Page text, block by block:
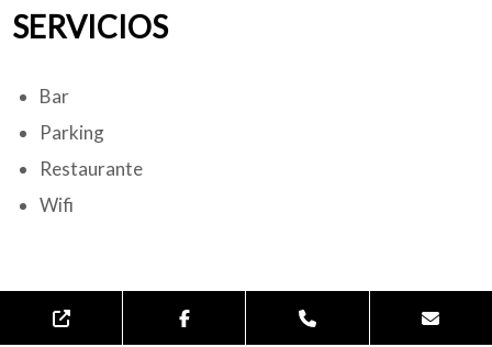
SERVICIOS
Bar
Parking
Restaurante
Wifi